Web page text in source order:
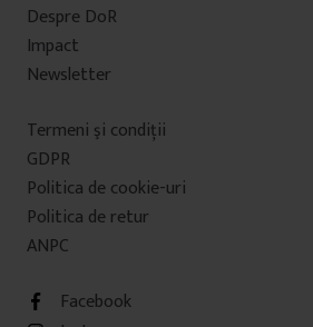
Despre DoR
Impact
Newsletter
Termeni şi condiţii
GDPR
Politica de cookie-uri
Politica de retur
ANPC
Facebook